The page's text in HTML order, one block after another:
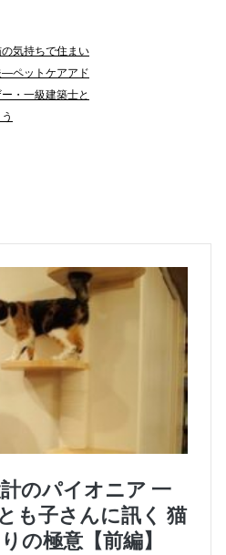
気持ちで住まい
―ペットケアアド
・一級建築士と